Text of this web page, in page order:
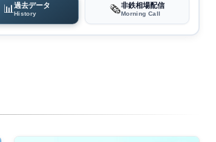
📊 過去データ
History 🗞️非鉄相場配信
Morning Call